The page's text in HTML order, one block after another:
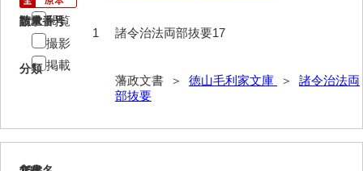
諸役
寺社・町方
請求番号
諸令治法両部抜要17
分類
藩政文書 ＞ 徳山毛利家文庫 ＞ 諸令治法両
部抜要
数量
1
閲覧
撮影
掲載